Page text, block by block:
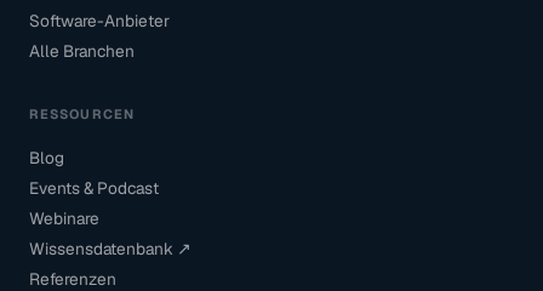
Software-Anbieter
Alle Branchen
RESSOURCEN
Blog
Events & Podcast
Webinare
Wissensdatenbank ↗
Referenzen